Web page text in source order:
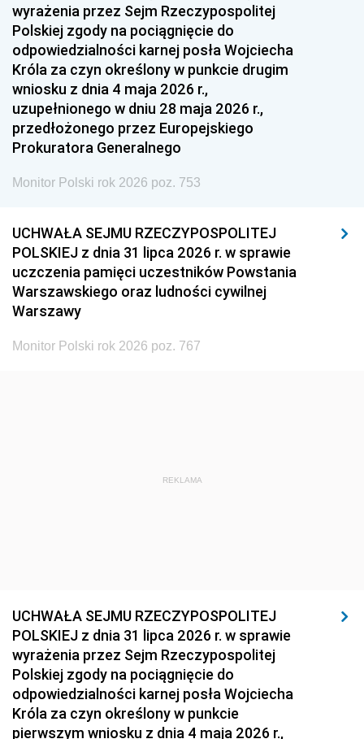
1951 1950 1949
1948 1947
1939 1938 1937
1936 1930
wyrażenia przez Sejm Rzeczypospolitej
Polskiej zgody na pociągnięcie do
odpowiedzialności karnej posła Wojciecha
Króla za czyn określony w punkcie drugim
wniosku z dnia 4 maja 2026 r.,
uzupełnionego w dniu 28 maja 2026 r.,
przedłożonego przez Europejskiego
Prokuratora Generalnego
Monitor Polski rok 2026 poz. 753
UCHWAŁA SEJMU RZECZYPOSPOLITEJ
POLSKIEJ z dnia 31 lipca 2026 r. w sprawie
uczczenia pamięci uczestników Powstania
Warszawskiego oraz ludności cywilnej
Warszawy
Monitor Polski rok 2026 poz. 767
REKLAMA
UCHWAŁA SEJMU RZECZYPOSPOLITEJ
POLSKIEJ z dnia 31 lipca 2026 r. w sprawie
wyrażenia przez Sejm Rzeczypospolitej
Polskiej zgody na pociągnięcie do
odpowiedzialności karnej posła Wojciecha
Króla za czyn określony w punkcie
pierwszym wniosku z dnia 4 maja 2026 r.,